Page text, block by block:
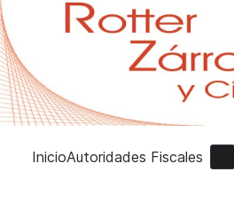
InicioAutoridades Fiscales